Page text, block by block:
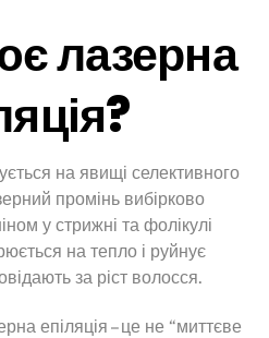
лазерна
на явищі селективного
промінь вибірково
у стрижні та фолікулі
на тепло і руйнує
за ріст волосся.
епіляція – це не “миттєве